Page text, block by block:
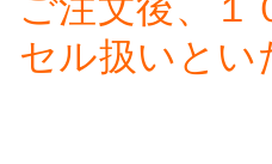
セル扱いとい